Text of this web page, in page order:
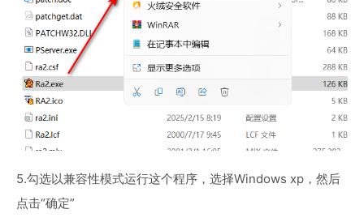
5.勾选以兼容性模式运行这个程序，选择Windows xp，然后
点击“确定”